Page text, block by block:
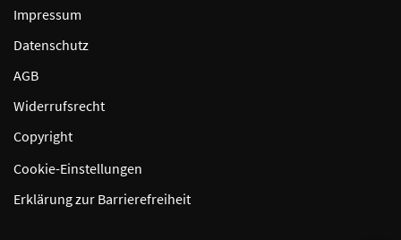
Impressum
Datenschutz
AGB
Widerrufsrecht
Copyright
Cookie-Einstellungen
Erklärung zur Barrierefreiheit